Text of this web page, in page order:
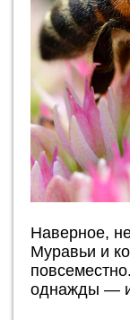
Наверное,
Муравьи и
однажды — и